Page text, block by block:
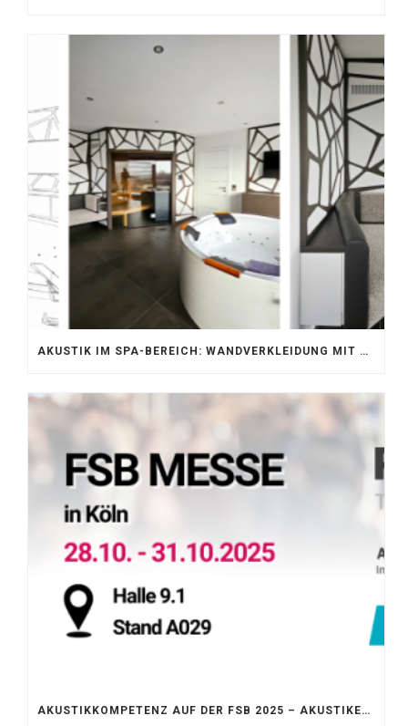
AKUSTIK IM SPA-BEREICH: WANDVERKLEIDUNG MIT SILENTPROTECT CORE
AKUSTIKKOMPETENZ AUF DER FSB 2025 – AKUSTIKELEMENTE FÜR DIE LEBENSRÄUME VON MORGEN